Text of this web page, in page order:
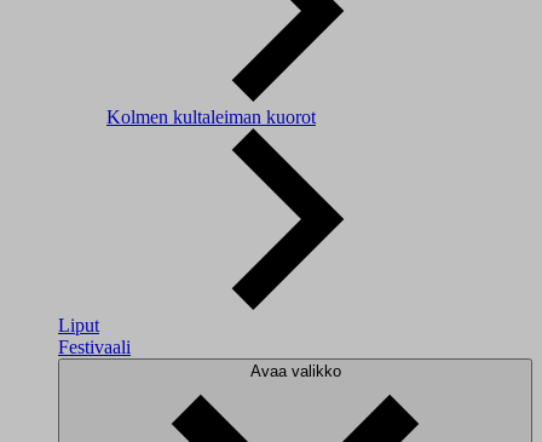
Kolmen kultaleiman kuorot
Liput
Festivaali
Avaa valikko